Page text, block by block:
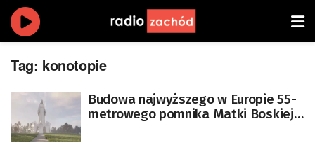
Tag: konotopie
Budowa najwyższego w Europie 55-
metrowego pomnika Matki Boskiej